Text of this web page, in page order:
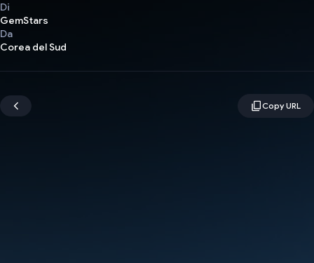
Di
GemStars
Da
Corea del Sud